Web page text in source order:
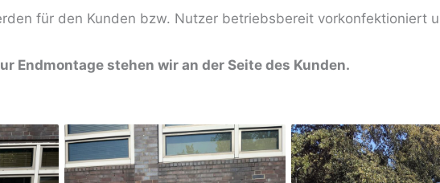
für den Kunden bzw. Nutzer betriebsbereit vorkonfektioniert
Endmontage stehen wir an der Seite des Kunden.